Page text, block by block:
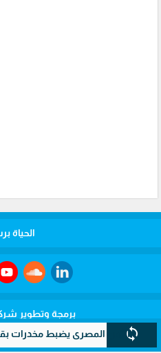
sync
يضبط مخدرات بقيمة 28.5 مليون دولار داخل مزرعتين سريتين بالإسماعيلية
الحياة
برمجة وتطوير